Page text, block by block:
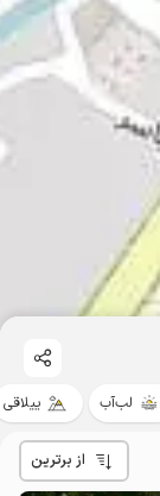
لب‌آب ییلاقی
از برترین